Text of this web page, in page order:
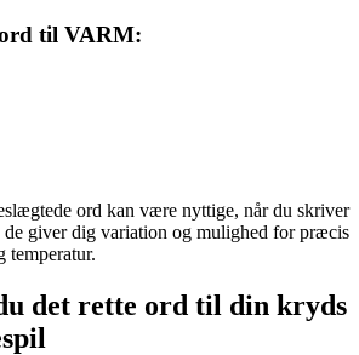
til VARM:
ord kan være nyttige, når du skriver
de giver dig variation og mulighed for præcis
temperatur.
det rette ord til din kryds